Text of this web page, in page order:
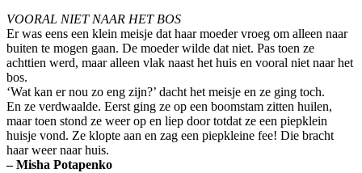
VOORAL NIET NAAR HET BOS
Er was eens een klein meisje dat haar moeder vroeg om alleen naar
buiten te mogen gaan. De moeder wilde dat niet. Pas toen ze
achttien werd, maar alleen vlak naast het huis en vooral niet naar het
bos.
‘Wat kan er nou zo eng zijn?’ dacht het meisje en ze ging toch.
En ze verdwaalde. Eerst ging ze op een boomstam zitten huilen,
maar toen stond ze weer op en liep door totdat ze een piepklein
huisje vond. Ze klopte aan en zag een piepkleine fee! Die bracht
haar weer naar huis.
– Misha Potapenko